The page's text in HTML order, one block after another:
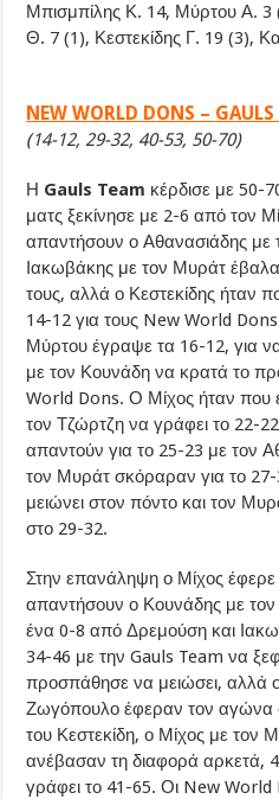
Μπισμπίλης Κ. 14, Μύρτου Α.
Θ. 7 (1), Κεστεκίδης Γ. 19 (3),
NEW WORLD DONS –
(14-12, 29-32, 40-53, 50-70)
Η Gauls Team κέρδισε με 50-
ματς ξεκίνησε με 2-6 από τον
απαντήσουν ο Αθανασιάδης με
Ιακωβάκης με τον Μυράτ
τους, αλλά ο Κεστεκίδης ήταν
14-12 για τους New World
Μύρτου έγραψε τα 16-12, για
με τον Κουνάδη να κρατά το
World Dons. Ο Μίχος ήταν που
τον Τζώρτζη να γράφει το 22-
απαντούν για το 25-23 με τον
τον Μυράτ σκόραραν για το
μειώνει στον πόντο και τον
στο 29-32.
Στην επανάληψη ο Μίχος έφερε
απαντήσουν ο Κουνάδης με
ένα 0-8 από Δρεμούση και
34-46 με την Gauls Team να
προσπάθησε να μειώσει, αλλά
Ζωγόπουλο έφεραν τον αγώνα
του Κεστεκίδη, ο Μίχος με τον
ανέβασαν τη διαφορά αρκετά,
γράφει το 41-65. Οι New